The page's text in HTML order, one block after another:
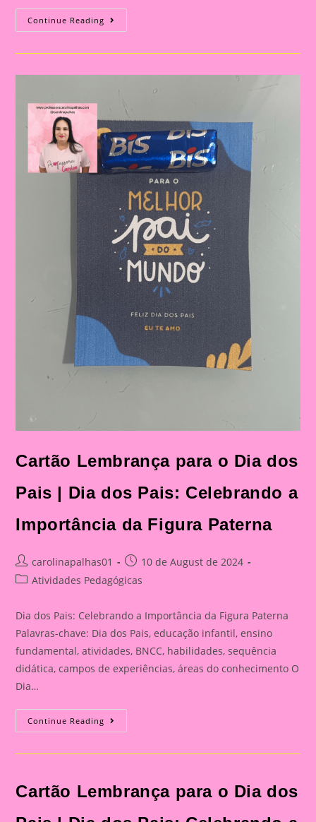
Continue Reading Cartão
Lembrança
O
Pais
Dos
Pais:
Celebrando
A
Importância
Da
Figura
Paterna
Cartão Lembrança para o Dia dos
Pais | Dia dos Pais: Celebrando a
Importância da Figura Paterna
Post
author:
carolinapalhas01
Post
published:
10 de August de 2024
PostAtividades Pedagógicas
Dia dos Pais: Celebrando a Importância da Figura Paterna
Palavras-chave: Dia dos Pais, educação infantil, ensino
fundamental, atividades, BNCC, habilidades, sequência
didática, campos de experiências, áreas do conhecimento O
Dia…
Continue Reading Cartão
Lembrança
O
|
Dia
Cartão Lembrança para o Dia dos